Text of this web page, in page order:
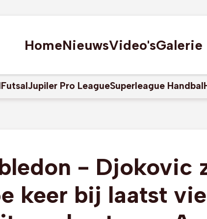
HomeNieuwsVideo'sGalerie
FutsalJupiler Pro LeagueSuperleague Handbal
- Djokovic
keer bij laatst